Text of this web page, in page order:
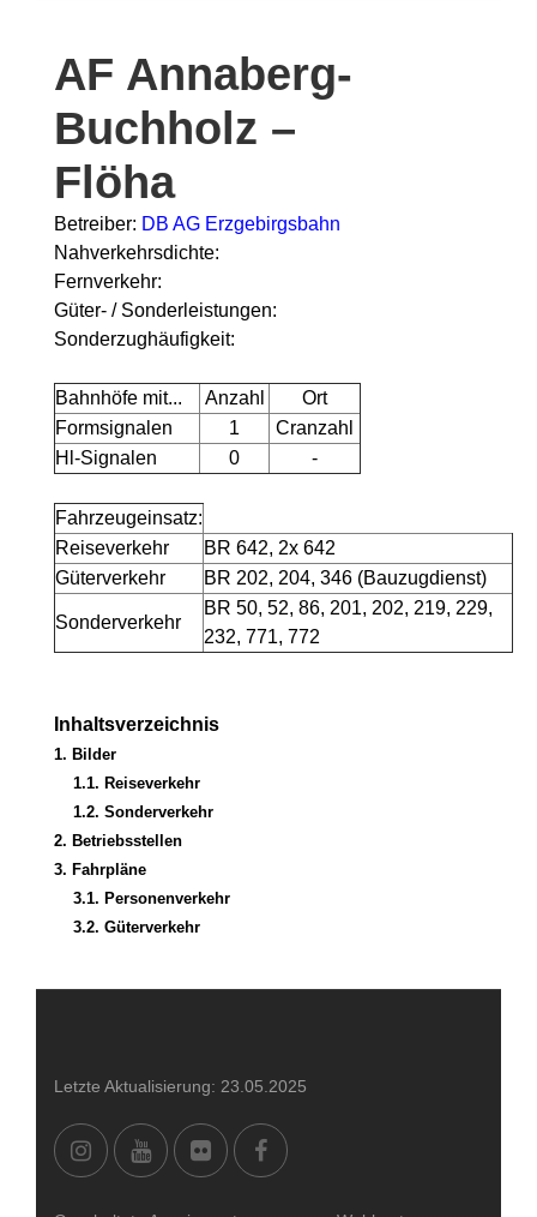
AF Annaberg-
Buchholz –
Flöha
Betreiber: DB AG Erzgebirgsbahn
Nahverkehrsdichte:
Fernverkehr:
Güter- / Sonderleistungen:
Sonderzughäufigkeit:
Bahnhöfe mit... Anzahl
Ort
Formsignalen
1
Cranzahl
Hl-Signalen
0 -
Fahrzeugeinsatz:
Reiseverkehr
BR 642, 2x 642
Güterverkehr
BR 202, 204, 346 (Bauzugdienst)
Sonderverkehr
BR 50, 52, 86, 201, 202, 219, 229,
232, 771, 772
Inhaltsverzeichnis
1. Bilder
1.1. Reiseverkehr
1.2. Sonderverkehr
2. Betriebsstellen
3. Fahrpläne
3.1. Personenverkehr
3.2. Güterverkehr
Letzte Aktualisierung: 23.05.2025